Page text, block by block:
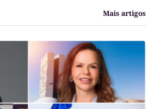
Mais artigos